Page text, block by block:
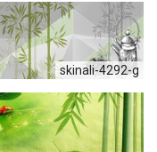
skinali-4292-g